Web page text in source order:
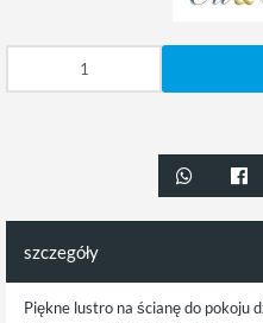
szczegóły
Piękne lustro na ścianę do pokoju